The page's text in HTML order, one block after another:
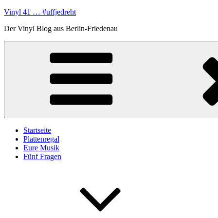
Zum
springen
Vinyl 41 … #uffjedreht
Der Vinyl Blog aus Berlin-Friedenau
Startseite
Plattenregal
Eure Musik
Fünf Fragen